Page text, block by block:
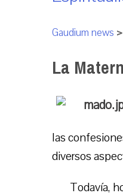
Gaudium news >
La
las
diversos
Todavía,